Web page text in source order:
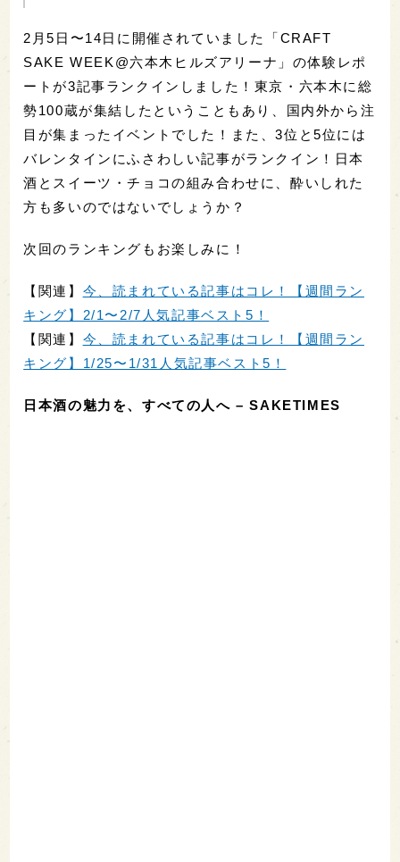
2月5日〜14日に開催されていました「CRAFT
SAKE WEEK@六本木ヒルズアリーナ」の体験レポ
ートが3記事ランクインしました！東京・六本木に総
勢100蔵が集結したということもあり、国内外から注
目が集まったイベントでした！また、3位と5位には
バレンタインにふさわしい記事がランクイン！日本
酒とスイーツ・チョコの組み合わせに、酔いしれた
方も多いのではないでしょうか？
次回のランキングもお楽しみに！
【関連】 今、読まれている記事はコレ！【週間ラン
キング】2/1〜2/7人気記事ベスト5！
【関連】 今、読まれている記事はコレ！【週間ラン
キング】1/25〜1/31人気記事ベスト5！
日本酒の魅力を、すべての人へ – SAKETIMES